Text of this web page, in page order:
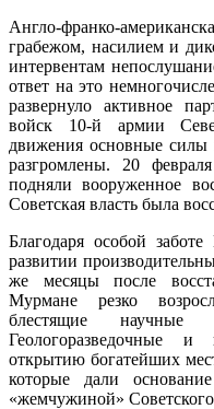
Англо-франко-
грабежом, насилием и
интервентам
ответ на это
развернуло активное
войск 10-й армии
движения основные силы
разгромлены. 20
подняли вооруженное
Советская власть была
Благодаря особой
развитии
же месяцы после
Мурмане резко
блестящие научные
Геологоразведочные
открытию богатейших
которые дали
«жемчужиной»